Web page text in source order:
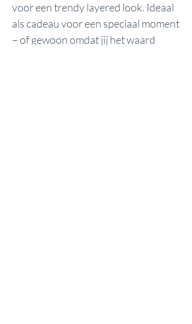
voor een trendy layered look. Ideaal
als cadeau voor een speciaal moment
– of gewoon omdat jij het waard